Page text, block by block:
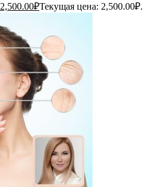
2,500.00₽Текущая цена: 2,500.00₽.